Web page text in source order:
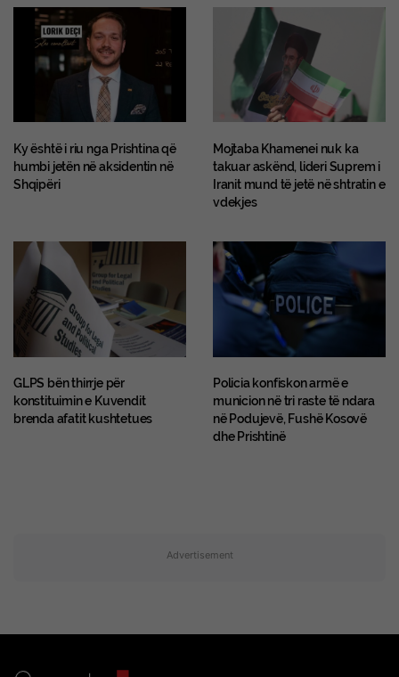
Ky është i riu nga Prishtina që
humbi jetën në aksidentin në
Shqipëri
Mojtaba Khamenei nuk ka
takuar askënd, lideri Suprem i
Iranit mund të jetë në shtratin e
vdekjes
GLPS bën thirrje për
konstituimin e Kuvendit
brenda afatit kushtetues
Policia konfiskon armë e
municion në tri raste të ndara
në Podujevë, Fushë Kosovë
dhe Prishtinë
Advertisement